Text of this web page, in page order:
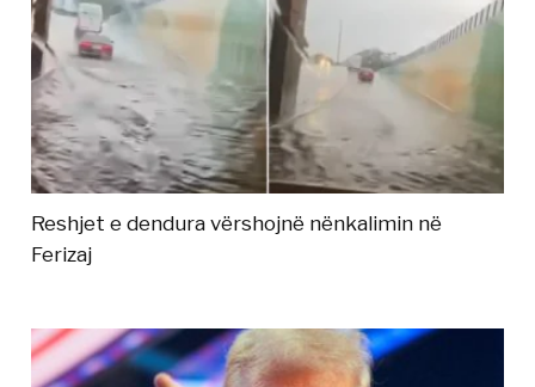
Reshjet e dendura vërshojnë nënkalimin në
Ferizaj